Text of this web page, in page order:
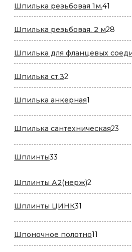
Шпилька резьбовая 1м.41
товар
Шпилька резьбовая. 2 м28
Шпилька для фланцевых
Шпилька ст.32
товара
Шпилька анкерная1
Шпилька сантехническая23
Шплинты33
Шплинты А2(нерж)2
товара
Шплинты ЦИНК31
Шпоночное полотно11
товаров